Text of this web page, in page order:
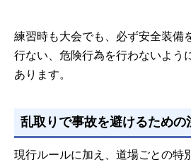
練習時も大会でも、必ず安全装備
行ない、危険行為を行わないよう
あります。
乱取りで事故を避けるための
現行ルールに加え、道場ごとの特